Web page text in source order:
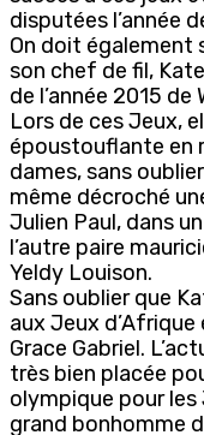
disputées l’année
On doit également
son chef de fil,
de l’année 2015 de
Lors de ces Jeux,
époustouflante en
dames, sans
même décroché
Julien Paul, dans
l’autre paire
Yeldy Louison.
Sans oublier que
aux Jeux
Grace Gabriel.
très bien placée
olympique pour les
grand bonhomme